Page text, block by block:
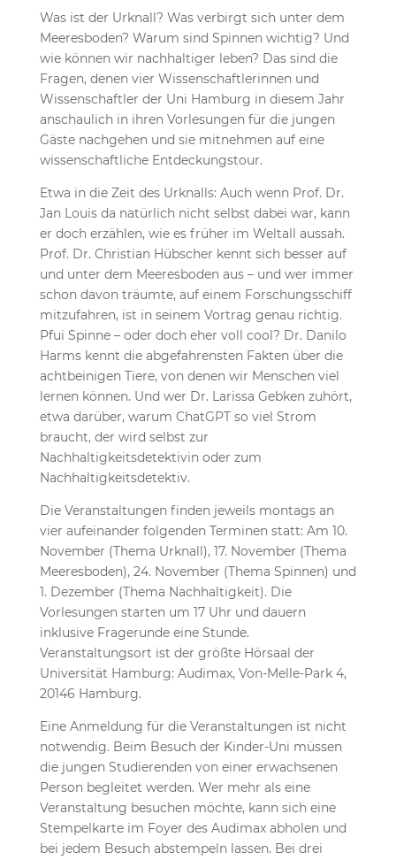
Was ist der Urknall? Was verbirgt sich unter dem
Meeresboden? Warum sind Spinnen wichtig? Und
wie können wir nachhaltiger leben? Das sind die
Fragen, denen vier Wissenschaftlerinnen und
Wissenschaftler der Uni Hamburg in diesem Jahr
anschaulich in ihren Vorlesungen für die jungen
Gäste nachgehen und sie mitnehmen auf eine
wissenschaftliche Entdeckungstour.
Etwa in die Zeit des Urknalls: Auch wenn Prof. Dr.
Jan Louis da natürlich nicht selbst dabei war, kann
er doch erzählen, wie es früher im Weltall aussah.
Prof. Dr. Christian Hübscher kennt sich besser auf
und unter dem Meeresboden aus – und wer immer
schon davon träumte, auf einem Forschungsschiff
mitzufahren, ist in seinem Vortrag genau richtig.
Pfui Spinne –­ oder doch eher voll cool? Dr. Danilo
Harms kennt die abgefahrensten Fakten über die
achtbeinigen Tiere, von denen wir Menschen viel
lernen können. Und wer Dr. Larissa Gebken zuhört,
etwa darüber, warum ChatGPT so viel Strom
braucht, der wird selbst zur
Nachhaltigkeitsdetektivin oder zum
Nachhaltigkeitsdetektiv.
Die Veranstaltungen finden jeweils montags an
vier aufeinander folgenden Terminen statt: Am 10.
November (Thema Urknall), 17. November (Thema
Meeresboden), 24. November (Thema Spinnen) und
1. Dezember (Thema Nachhaltigkeit). Die
Vorlesungen starten um 17 Uhr und dauern
inklusive Fragerunde eine Stunde.
Veranstaltungsort ist der größte Hörsaal der
Universität Hamburg: Audimax, Von-Melle-Park 4,
20146 Hamburg.
Eine Anmeldung für die Veranstaltungen ist nicht
notwendig. Beim Besuch der Kinder-Uni müssen
die jungen Studierenden von einer erwachsenen
Person begleitet werden. Wer mehr als eine
Veranstaltung besuchen möchte, kann sich eine
Stempelkarte im Foyer des Audimax abholen und
bei jedem Besuch abstempeln lassen. Bei drei